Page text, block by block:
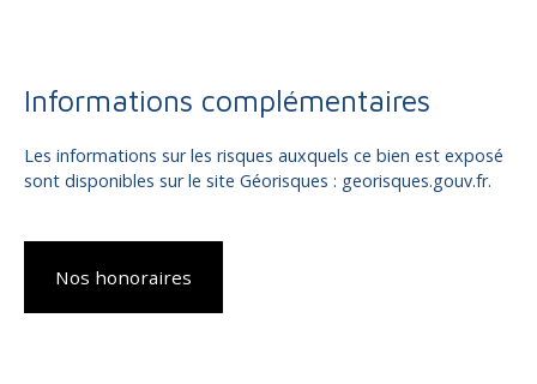
Informations complémentaires
Les informations sur les risques auxquels ce bien est exposé
sont disponibles sur le site Géorisques : georisques.gouv.fr.
Nos honoraires